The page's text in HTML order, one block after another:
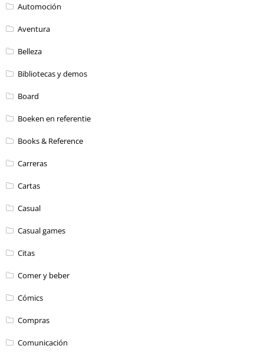
Automoción
Aventura
Belleza
Bibliotecas y demos
Board
Boeken en referentie
Books & Reference
Carreras
Cartas
Casual
Casual games
Citas
Comer y beber
Cómics
Compras
Comunicación